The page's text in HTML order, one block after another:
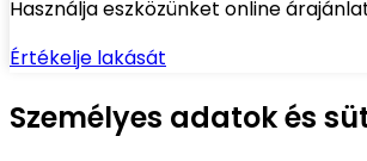
Használja eszközünket online
Értékelje lakását
Személyes adatok és